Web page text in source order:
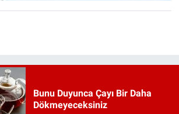
Bunu Duyunca Çayı Bir Daha
Dökmeyeceksiniz